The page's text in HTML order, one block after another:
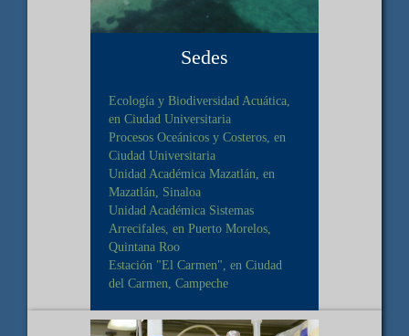
Sedes
Ecología y Biodiversidad Acuática,
en Ciudad Universitaria
Procesos Oceánicos y Costeros, en
Ciudad Universitaria
Unidad Académica Mazatlán, en
Mazatlán, Sinaloa
Unidad Académica Sistemas
Arrecifales, en Puerto Morelos,
Quintana Roo
Estación "El Carmen", en Ciudad
del Carmen, Campeche